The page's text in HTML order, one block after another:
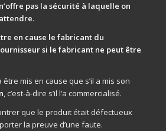
pas la sécurité à laquelle on
.
en cause le fabricant du
si le fabricant ne peut être
mis en cause que s’il a mis son
, c’est-à-dire s’il l’a commercialisé.
que le produit était défectueux
la preuve d’une faute.